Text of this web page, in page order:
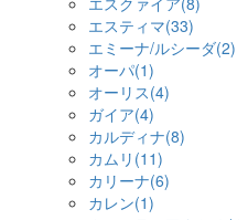
エスティマ(33)
エミーナ/ルシーダ(2)
オーパ(1)
オーリス(4)
ガイア(4)
カルディナ(8)
カムリ(11)
カリーナ(6)
カレン(1)